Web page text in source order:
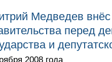
Медведев внёс
перед
и
2008 года